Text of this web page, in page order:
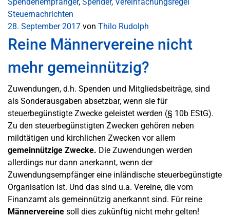
Steuernachrichten
28. September 2017 von Thilo Rudolph
Reine Männervereine nicht
mehr gemeinnützig?
Zuwendungen, d.h. Spenden und Mitgliedsbeiträge, sind
als Sonderausgaben absetzbar, wenn sie für
steuerbegünstigte Zwecke geleistet werden (§ 10b EStG).
Zu den steuerbegünstigten Zwecken gehören neben
mildtätigen und kirchlichen Zwecken vor allem
gemeinnützige Zwecke. Die Zuwendungen werden
allerdings nur dann anerkannt, wenn der
Zuwendungsempfänger eine inländische steuerbegünstigte
Organisation ist. Und das sind u.a. Vereine, die vom
Finanzamt als gemeinnützig anerkannt sind. Für reine
Männervereine soll dies zukünftig nicht mehr gelten!